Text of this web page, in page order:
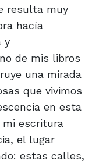
resulta muy
hacía
y
de mis libros
una mirada
que vivimos
en esta
mi escritura
el lugar
estas calles,